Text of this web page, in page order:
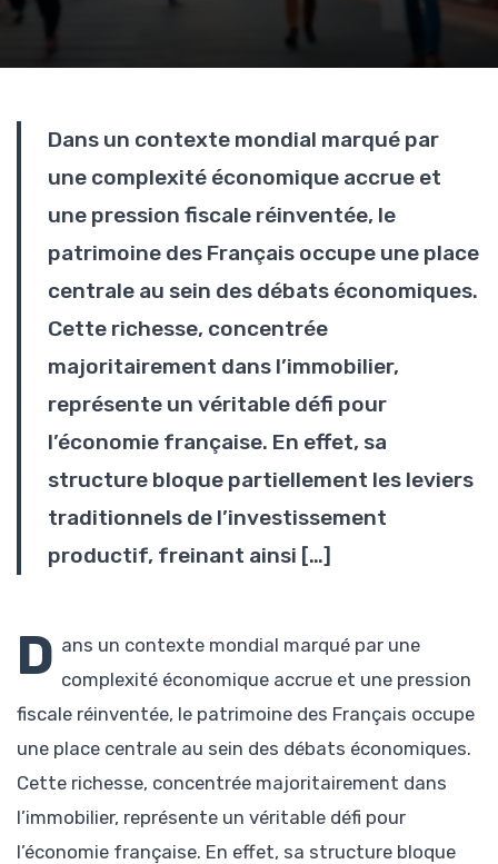
Dans un contexte mondial marqué par
une complexité économique accrue et
une pression fiscale réinventée, le
patrimoine des Français occupe une place
centrale au sein des débats économiques.
Cette richesse, concentrée
majoritairement dans l’immobilier,
représente un véritable défi pour
l’économie française. En effet, sa
structure bloque partiellement les leviers
traditionnels de l’investissement
productif, freinant ainsi […]
D ans un contexte mondial marqué par une
complexité économique accrue et une pression
fiscale réinventée, le patrimoine des Français occupe
une place centrale au sein des débats économiques.
Cette richesse, concentrée majoritairement dans
l’immobilier, représente un véritable défi pour
l’économie française. En effet, sa structure bloque